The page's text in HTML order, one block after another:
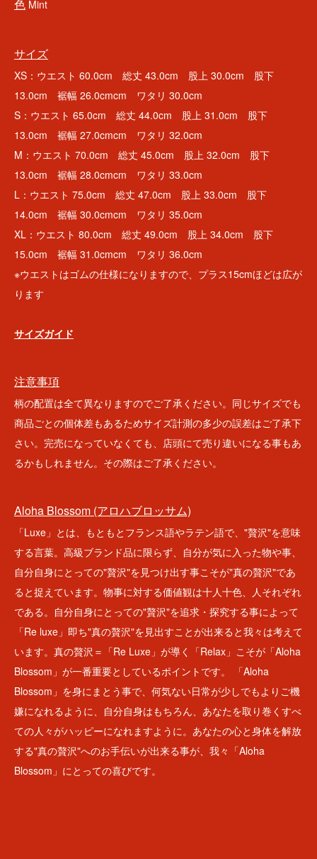
色 Mint
サイズ
XS：ウエスト 60.0cm 総丈 43.0cm 股上 30.0cm 股下
13.0cm 裾幅 26.0cmcm ワタリ 30.0cm
S：ウエスト 65.0cm 総丈 44.0cm 股上 31.0cm 股下
13.0cm 裾幅 27.0cmcm ワタリ 32.0cm
M：ウエスト 70.0cm 総丈 45.0cm 股上 32.0cm 股下
13.0cm 裾幅 28.0cmcm ワタリ 33.0cm
L：ウエスト 75.0cm 総丈 47.0cm 股上 33.0cm 股下
14.0cm 裾幅 30.0cmcm ワタリ 35.0cm
XL：ウエスト 80.0cm 総丈 49.0cm 股上 34.0cm 股下
15.0cm 裾幅 31.0cmcm ワタリ 36.0cm
※ウエストはゴムの仕様になりますので、プラス15cmほどは広が
ります
サイズガイド
注意事項
柄の配置は全て異なりますのでご了承ください。同じサイズでも
商品ごとの個体差もあるためサイズ計測の多少の誤差はご了承下
さい。完売になっていなくても、店頭にて売り違いになる事もあ
るかもしれません。その際はご了承ください。
Aloha Blossom (アロハブロッサム)
「Luxe」とは、もともとフランス語やラテン語で、"贅沢"を意味
する言葉。高級ブランド品に限らず、自分が気に入った物や事、
自分自身にとっての"贅沢"を見つけ出す事こそが"真の贅沢"であ
ると捉えています。物事に対する価値観は十人十色、人それぞれ
である。自分自身にとっての"贅沢"を追求・探究する事によって
「Re luxe」即ち"真の贅沢"を見出すことが出来ると我々は考えて
います。真の贅沢＝「Re Luxe」が導く「Relax」こそが「Aloha
Blossom」が一番重要としているポイントです。 「Aloha
Blossom」を身にまとう事で、何気ない日常が少しでもよりご機
嫌になれるように、自分自身はもちろん、あなたを取り巻くすべ
ての人々がハッピーになれますように。あなたの心と身体を解放
する"真の贅沢"へのお手伝いが出来る事が、我々「Aloha
Blossom」にとっての喜びです。